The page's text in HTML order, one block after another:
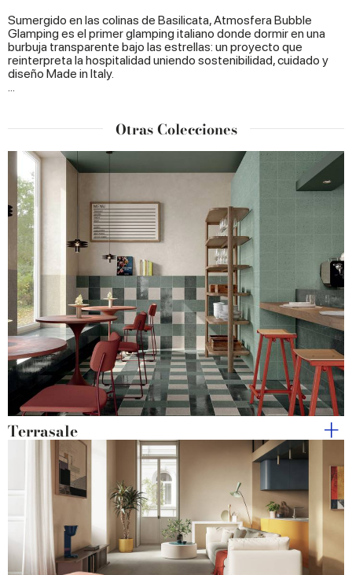
Sumergido en las colinas de Basilicata, Atmosfera Bubble
Glamping es el primer glamping italiano donde dormir en una
burbuja transparente bajo las estrellas: un proyecto que
reinterpreta la hospitalidad uniendo sostenibilidad, cuidado y
diseño Made in Italy.
...
Otras Colecciones
Terrasale